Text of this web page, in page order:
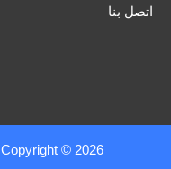
اتصل بنا
Copyright © 2026